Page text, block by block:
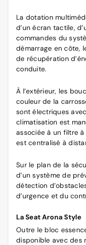
La dotation
d’un écran tactile,
commandes du
démarrage en côte,
de récupération
conduite.
À l’extérieur, les
couleur de la
sont électriques
climatisation est
associée à un filtre
est centralisé à
Sur le plan de la
d’un système de
détection
d’urgence et du
La Seat Arona Style
Outre le bloc
disponible avec des